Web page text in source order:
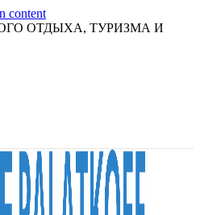
content
ОТДЫХА, ТУРИЗМА И